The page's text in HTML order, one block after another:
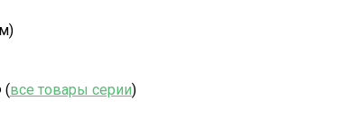
(все товары серии)